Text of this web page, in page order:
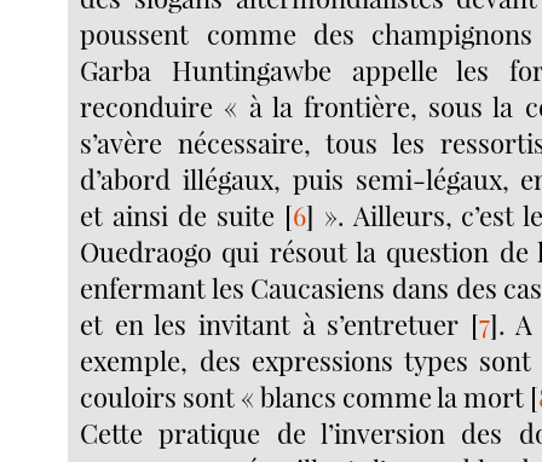
poussent comme des champignons
Garba Huntingawbe appelle les
reconduire « à la frontière, sous la
s’avère nécessaire, tous les
d’abord illégaux, puis semi-légaux,
et ainsi de suite [6] ». Ailleurs, c’est
Ouedraogo qui résout la question de
enfermant les Caucasiens dans des
et en les invitant à s’entretuer [7].
exemple, des expressions types
couloirs sont « blancs comme la mort [
Cette pratique de l’inversion des